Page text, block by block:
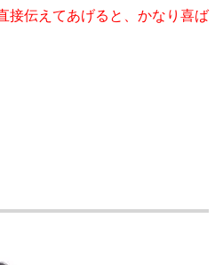
接伝えてあげると、かなり喜ば